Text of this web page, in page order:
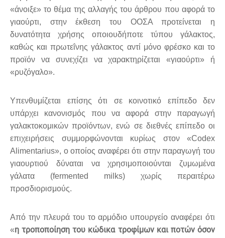
«άνοιξε» το θέμα της αλλαγής του άρθρου που αφορά το
γιαούρτι, στην έκθεση του ΟΟΣΑ προτείνεται η
δυνατότητα χρήσης οποιουδήποτε τύπου γάλακτος,
καθώς και πρωτεΐνης γάλακτος αντί μόνο φρέσκο και το
προϊόν να συνεχίζει να χαρακτηρίζεται «γιαούρτι» ή
«ρυζόγαλο».
Υπενθυμίζεται επίσης ότι σε κοινοτικό επίπεδο δεν
υπάρχει κανονισμός που να αφορά στην παραγωγή
γαλακτοκομικών προϊόντων, ενώ σε διεθνές επίπεδο οι
επιχειρήσεις συμμορφώνονται κυρίως στον «Codex
Alimentarius», ο οποίος αναφέρει ότι στην παραγωγή του
γιαουρτιού δύναται να χρησιμοποιούνται ζυμωμένα
γάλατα (fermented milks) χωρίς περαιτέρω
προσδιορισμούς.
Από την πλευρά του το αρμόδιο υπουργείο αναφέρει ότι
«η τροποποίηση του κώδικα τροφίμων και ποτών όσον